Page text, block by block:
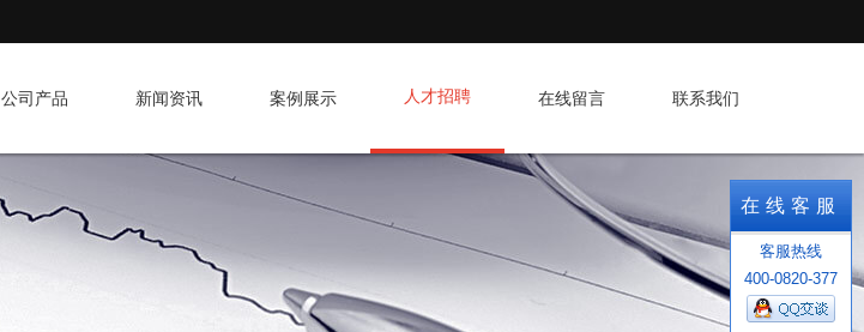
公司产品 新闻资讯 案例展示 人才招聘 在线留言 联系我们
在线客服
客服热线
400-0820-377